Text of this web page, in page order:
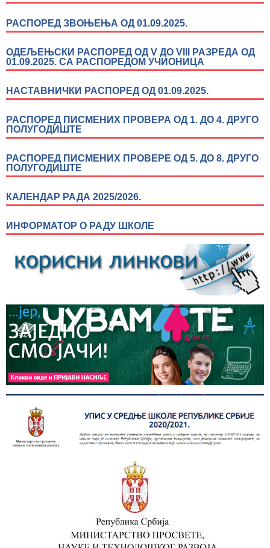
РАСПОРЕД ЗВОЊЕЊА ОД 01.09.2025.
ОДЕЉЕЊСКИ РАСПОРЕД ОД V ДО VIII РАЗРЕДА ОД
01.09.2025. СА РАСПОРЕДОМ УЧИОНИЦА
НАСТАВНИЧКИ РАСПОРЕД ОД 01.09.2025.
РАСПОРЕД ПИСМЕНИХ ПРОВЕРА ОД 1. ДО 4. ДРУГО
ПОЛУГОДИШТЕ
РАСПОРЕД ПИСМЕНИХ ПРОВЕРЕ ОД 5. ДО 8. ДРУГО
ПОЛУГОДИШТЕ
КАЛЕНДАР РАДА 2025/2026.
ИНФОРМАТОР О РАДУ ШКОЛЕ